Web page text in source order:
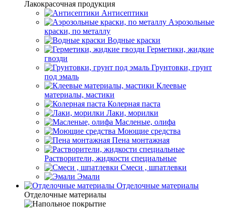
Лакокрасочная продукция
Антисептики
Аэрозольные
краски, по металлу
Водные краски
Герметики, жидкие
гвозди
Грунтовки, грунт
под эмаль
Клеевые
материалы, мастики
Колерная паста
Лаки, морилки
Масленые, олифа
Моющие средства
Пена монтажная
Растворители, жидкости специальные
Смеси , шпатлевки
Эмали
Отделочные материалы
Отделочные материалы